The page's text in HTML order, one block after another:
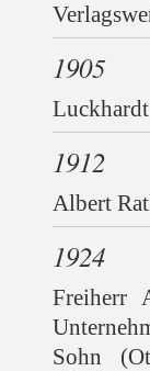
1905
1912
Albert
1924
Freiherr
Sohn